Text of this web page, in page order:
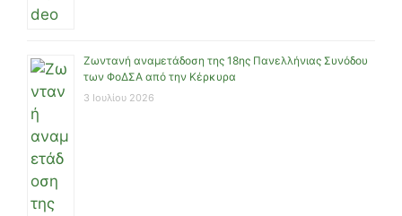
Ζωντανή αναμετάδοση της 18ης Πανελλήνιας Συνόδου
των ΦοΔΣΑ από την Κέρκυρα
3 Ιουλίου 2026